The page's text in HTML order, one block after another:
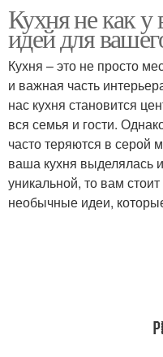
Кухня не как
идей для
Кухня – это не просто
и важная часть
нас кухня становится
вся семья и гости.
часто теряются в серой
ваша кухня выделялась
уникальной, то вам
необычные идеи,